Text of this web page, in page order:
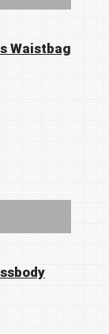
Waistbag